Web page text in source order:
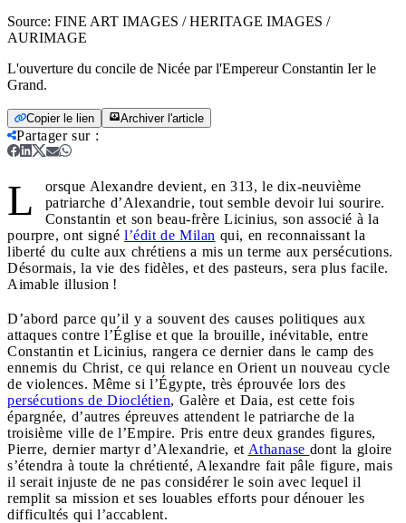
Source: FINE ART IMAGES / HERITAGE IMAGES /
AURIMAGE
L'ouverture du concile de Nicée par l'Empereur Constantin Ier le
Grand.
Copier le lien Archiver l'article
Partager sur:
L
orsque Alexandre devient, en 313, le dix-neuvième
patriarche d’Alexandrie, tout semble devoir lui sourire.
Constantin et son beau-frère Licinius, son associé à la
pourpre, ont signé l’édit de Milan qui, en reconnaissant la
liberté du culte aux chrétiens a mis un terme aux persécutions.
Désormais, la vie des fidèles, et des pasteurs, sera plus facile.
Aimable illusion !
D’abord parce qu’il y a souvent des causes politiques aux
attaques contre l’Église et que la brouille, inévitable, entre
Constantin et Licinius, rangera ce dernier dans le camp des
ennemis du Christ, ce qui relance en Orient un nouveau cycle
de violences. Même si l’Égypte, très éprouvée lors des
persécutions de Dioclétien, Galère et Daia, est cette fois
épargnée, d’autres épreuves attendent le patriarche de la
troisième ville de l’Empire. Pris entre deux grandes figures,
Pierre, dernier martyr d’Alexandrie, et Athanase dont la gloire
s’étendra à toute la chrétienté, Alexandre fait pâle figure, mais
il serait injuste de ne pas considérer le soin avec lequel il
remplit sa mission et ses louables efforts pour dénouer les
difficultés qui l’accablent.